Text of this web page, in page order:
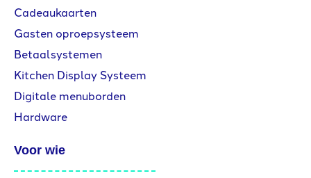
Cadeaukaarten
Gasten oproepsysteem
Betaalsystemen
Kitchen Display Systeem
Digitale menuborden
Hardware
Voor wie